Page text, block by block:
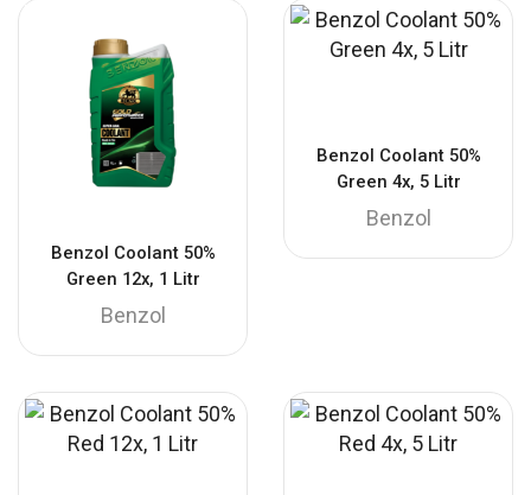
Benzol Coolant 50%
Green 12x, 1 Litr
Benzol
Benzol Coolant 50%
Green 4x, 5 Litr
Benzol